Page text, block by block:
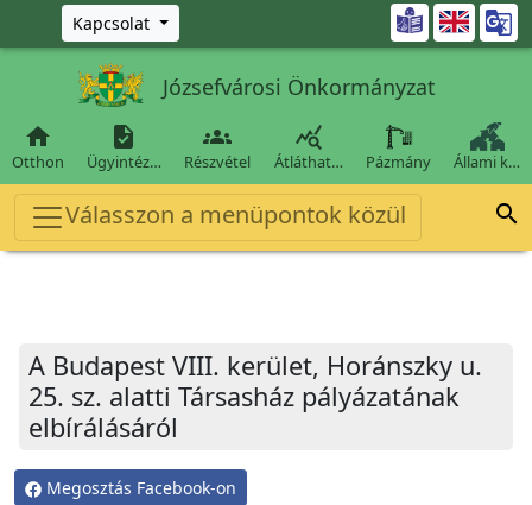
Ugrás a fő tartalomra
Kapcsolat 
Józsefvárosi Önkormányzat

Otthon

Ügyintéz…

Részvétel

Átláthat… Pázmány Állami k…
Válasszon a menüpontok közül 
A Budapest VIII. kerület, Horánszky u.
25. sz. alatti Társasház pályázatának
elbírálásáról
Megosztás Facebook-on